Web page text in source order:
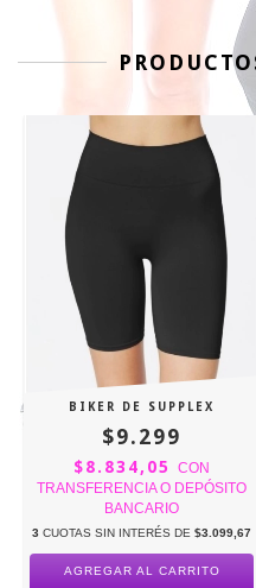
BIKER DE SUPPLEX
$9.299
$8.834,05 CON
TRANSFERENCIA O DEPÓSITO
BANCARIO
3 CUOTAS SIN INTERÉS DE $3.099,67
AGREGAR AL CARRITO